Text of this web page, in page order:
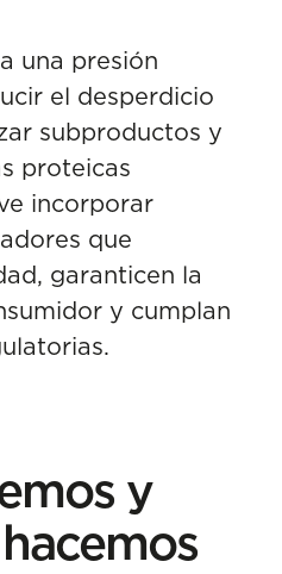
una presión
el desperdicio
subproductos y
proteicas
incorporar
que
garanticen la
y cumplan
y